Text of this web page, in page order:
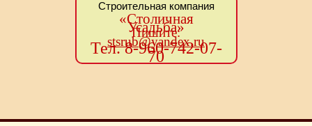
Строительная компания
«Столичная
Усадьба»
Пишите:
stsrub@yandex.ru
Тел. 8-960-742-07-
70